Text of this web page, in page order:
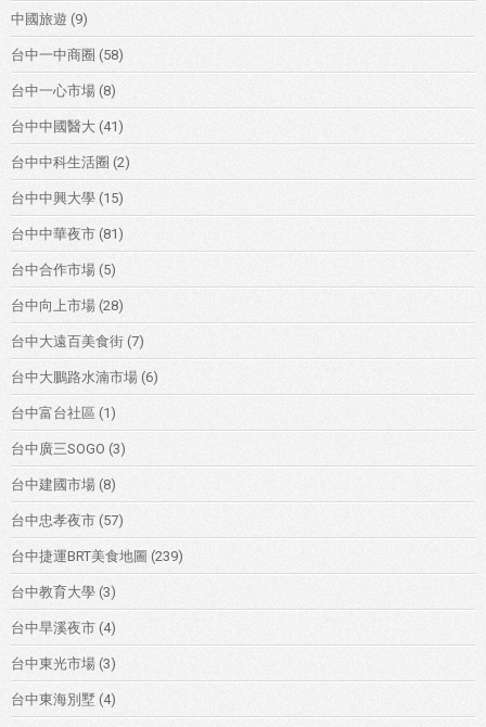
中國旅遊 (9)
台中一中商圈 (58)
台中一心市場 (8)
台中中國醫大 (41)
台中中科生活圈 (2)
台中中興大學 (15)
台中中華夜市 (81)
台中合作市場 (5)
台中向上市場 (28)
台中大遠百美食街 (7)
台中大鵬路水湳市場 (6)
台中富台社區 (1)
台中廣三SOGO (3)
台中建國市場 (8)
台中忠孝夜市 (57)
台中捷運BRT美食地圖 (239)
台中教育大學 (3)
台中旱溪夜市 (4)
台中東光市場 (3)
台中東海別墅 (4)